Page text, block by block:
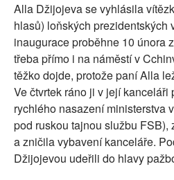
Alla Džijojeva se vyhlásila
hlasů) loňských prezidentských
inaugurace proběhne 10 února
třeba přímo i na náměstí v
těžko dojde, protože paní Alla
Ve čtvrtek ráno ji v její kanceláři
rychlého nasazení ministerstva
pod ruskou tajnou službu
a zničila vybavení kanceláře.
Džijojevou udeřili do hlavy